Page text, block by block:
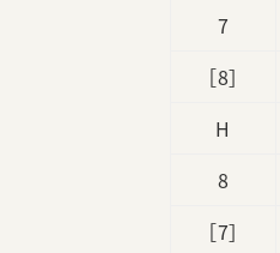
7
［8］
H
8
［7］